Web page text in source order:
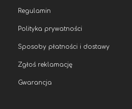
Regulamin
Polityka prywatności
Sposoby płatności i dostawy
Zgłoś reklamację
Gwarancja